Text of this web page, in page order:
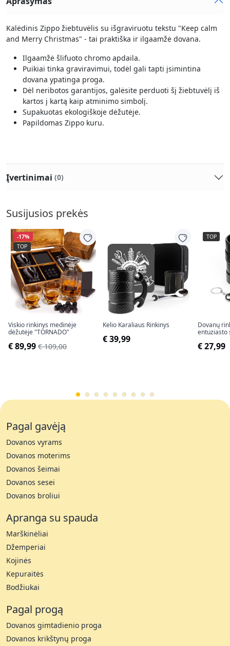
Kalėdinis Zippo žiebtuvėlis su išgraviruotu tekstu "Keep calm
and Merry Christmas" - tai praktiška ir ilgaamžė dovana.
Ilgaamžė šlifuoto chromo apdaila.
Puikiai tinka graviravimui, todėl gali tapti įsimintina
dovana ypatinga proga.
Dėl neribotos garantijos, galėsite perduoti šį žiebtuvėlį iš
kartos į kartą kaip atminimo simbolį.
Supakuotas ekologiškoje dėžutėje.
Papildomas Zippo kuru.
Įvertinimai (0)
Susijusios prekės
-17%
TOP
Viskio rinkinys medinėje
dėžutėje "TORNADO"
€ 89,99 € 109,00
Kelio Karaliaus Rinkinys
€ 39,99
TOP
Dovanų
entuziasto
€ 27,99
Pagal gavėją
Dovanos vyrams
Dovanos moterims
Dovanos šeimai
Dovanos sesei
Dovanos broliui
Apranga su spauda
Marškinėliai
Džemperiai
Kojinės
Kepuraitės
Bodžiukai
Pagal progą
Dovanos gimtadienio proga
Dovanos krikštynų proga